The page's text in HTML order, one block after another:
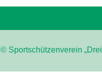
© Sportschützenverein